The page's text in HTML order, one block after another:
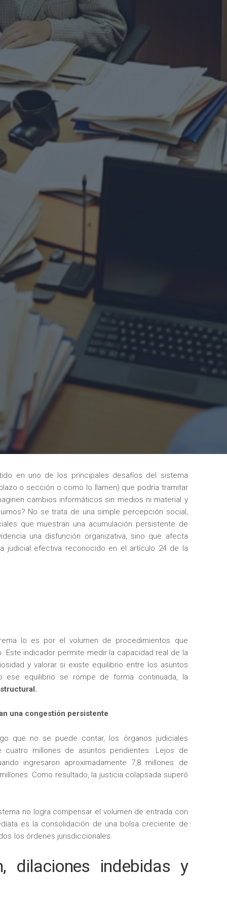
en uno de los principales desafíos del sistema
o sección o como lo llamen) que podría tramitar
cambios informáticos sin medios ni material y
No se trata de una simple percepción social,
que muestran una acumulación persistente de
una disfunción organizativa, sino que afecta
judicial efectiva reconocido en el artículo 24 de la
lo es por el volumen de procedimientos que
indicador permite medir la capacidad real de la
y valorar si existe equilibrio entre los asuntos
ese equilibrio se rompe de forma continuada, la
una congestión persistente
que no se puede contar, los órganos judiciales
millones de asuntos pendientes. Lejos de
ingresaron aproximadamente 7,8 millones de
Como resultado, la justicia colapsada superó
no logra compensar el volumen de entrada con
es la consolidación de una bolsa creciente de
los órdenes jurisdiccionales.
dilaciones indebidas y